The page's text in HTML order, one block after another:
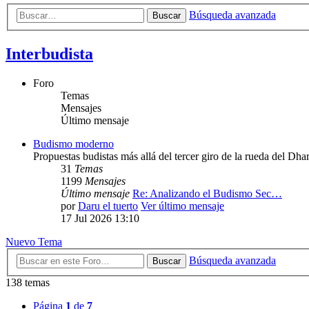
Buscar Búsqueda avanzada
Interbudista
Foro
Temas
Mensajes
Último mensaje
Budismo moderno
Propuestas budistas más allá del tercer giro de la rueda del
31 Temas
1199 Mensajes
Último mensaje Re: Analizando el Budismo Sec…
porDaru el tuerto Ver último mensaje
17 Jul 2026 13:10
Nuevo Tema
Buscar
Búsqueda avanzada
138 temas
Página 1 de 7